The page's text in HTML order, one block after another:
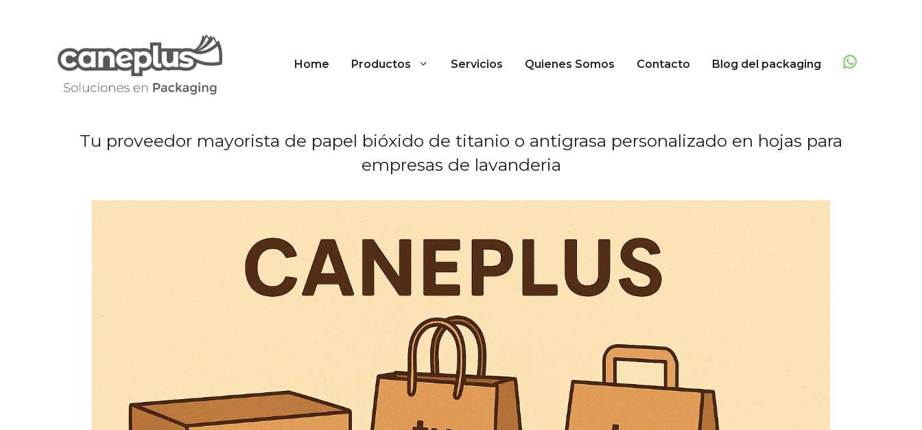
Home Productos Servicios Quienes Somos Contacto Blog del packaging
Tu proveedor mayorista de papel bióxido de titanio o antigrasa personalizado en hojas para
empresas de lavanderia